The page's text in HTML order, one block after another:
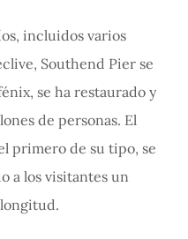
incluidos varios
Southend Pier se
se ha restaurado y
de personas. El
primero de su tipo, se
a los visitantes un